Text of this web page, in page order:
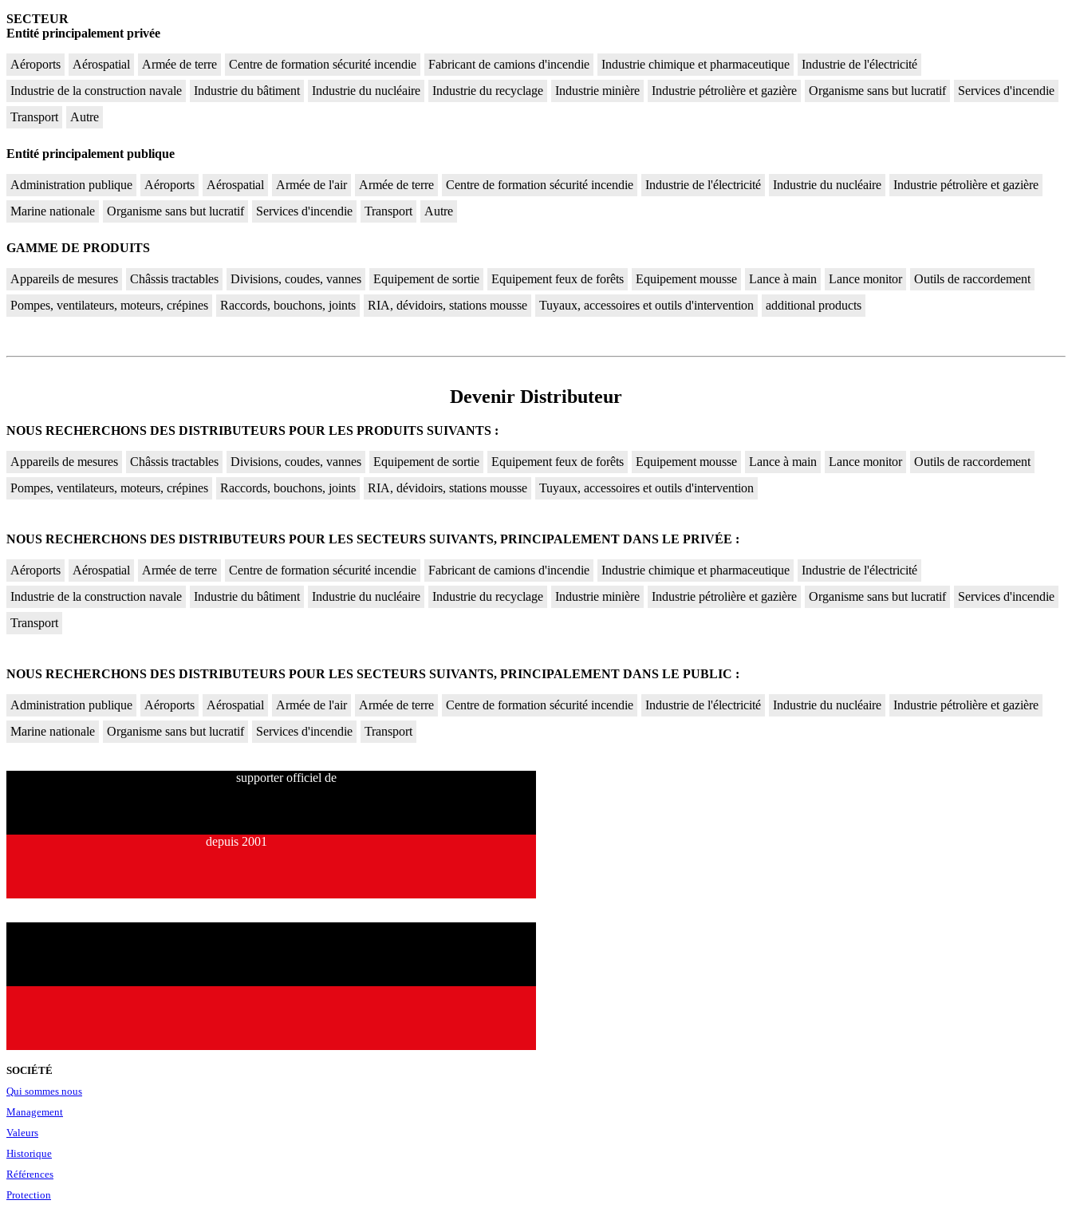
SECTEUR
Entité principalement privée
Aéroports Aérospatial Armée de terre Centre de formation sécurité incendie Fabricant de camions d'incendie Industrie chimique et pharmaceutique
Industrie de l'électricité
Industrie de la construction navale
Industrie du bâtiment Industrie du nucléaire Industrie du recyclage Industrie minière Industrie pétrolière et gazière Organisme sans but lucratif
Services d'incendie
Transport
Autre
Entité principalement publique
Administration publique Aéroports Aérospatial Armée de l'air Armée de terre Centre de formation sécurité incendie Industrie de l'électricité Industrie du nucléaire
Industrie pétrolière et gazière
Marine nationale
Organisme sans but lucratif Services d'incendie Transport Autre
GAMME DE PRODUITS
Appareils de mesures Châssis tractables Divisions, coudes, vannes Equipement de sortie Equipement feux de forêts Equipement mousse Lance à main Lance monitor
Outils de raccordement
Pompes, ventilateurs, moteurs, crépines
Raccords, bouchons, joints RIA, dévidoirs, stations mousse Tuyaux, accessoires et outils d'intervention additional products
Devenir Distributeur
NOUS RECHERCHONS DES DISTRIBUTEURS POUR LES PRODUITS SUIVANTS :
Appareils de mesures Châssis tractables Divisions, coudes, vannes Equipement de sortie Equipement feux de forêts Equipement mousse Lance à main Lance monitor
Outils de raccordement
Pompes, ventilateurs, moteurs, crépines
Raccords, bouchons, joints RIA, dévidoirs, stations mousse Tuyaux, accessoires et outils d'intervention
NOUS RECHERCHONS DES DISTRIBUTEURS POUR LES SECTEURS SUIVANTS, PRINCIPALEMENT DANS LE PRIVÉE :
Aéroports Aérospatial Armée de terre Centre de formation sécurité incendie Fabricant de camions d'incendie Industrie chimique et pharmaceutique
Industrie de l'électricité
Industrie de la construction navale
Industrie du bâtiment Industrie du nucléaire Industrie du recyclage Industrie minière Industrie pétrolière et gazière Organisme sans but lucratif
Services d'incendie
Transport
NOUS RECHERCHONS DES DISTRIBUTEURS POUR LES SECTEURS SUIVANTS, PRINCIPALEMENT DANS LE PUBLIC :
Administration publique Aéroports Aérospatial Armée de l'air Armée de terre Centre de formation sécurité incendie Industrie de l'électricité Industrie du nucléaire
Industrie pétrolière et gazière
Marine nationale
Organisme sans but lucratif Services d'incendie Transport
supporter officiel de
depuis 2001
SOCIÉTÉ
Qui sommes nous
Management
Valeurs
Historique
Références
Protection